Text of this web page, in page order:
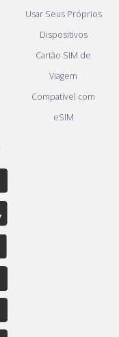
Usar Seus Próprios
Dispositivos
Cartão SIM de
Viagem
Compatível com
eSIM